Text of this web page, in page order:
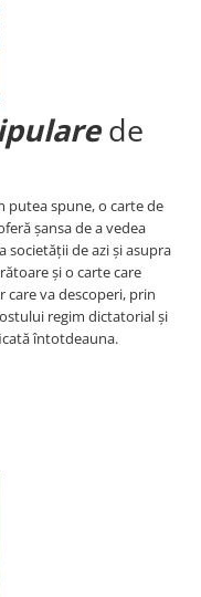
de
putea spune, o carte de
șansa de a vedea
societății de azi și asupra
și o carte care
va descoperi, prin
regim dictatorial și
întotdeauna.